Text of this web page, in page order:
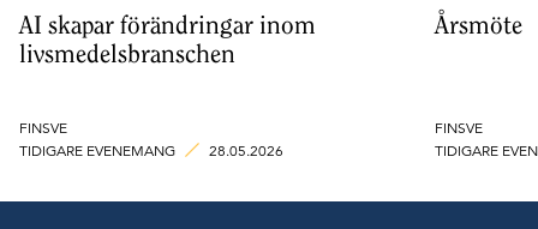
AI skapar förändringar inom
livsmedelsbranschen
FINSVE
TIDIGARE EVENEMANG
28.05.2026
Årsmöte
FINSVE
TIDIGARE